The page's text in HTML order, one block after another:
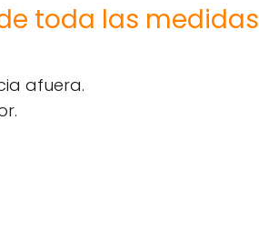
toda las medidas
afuera.